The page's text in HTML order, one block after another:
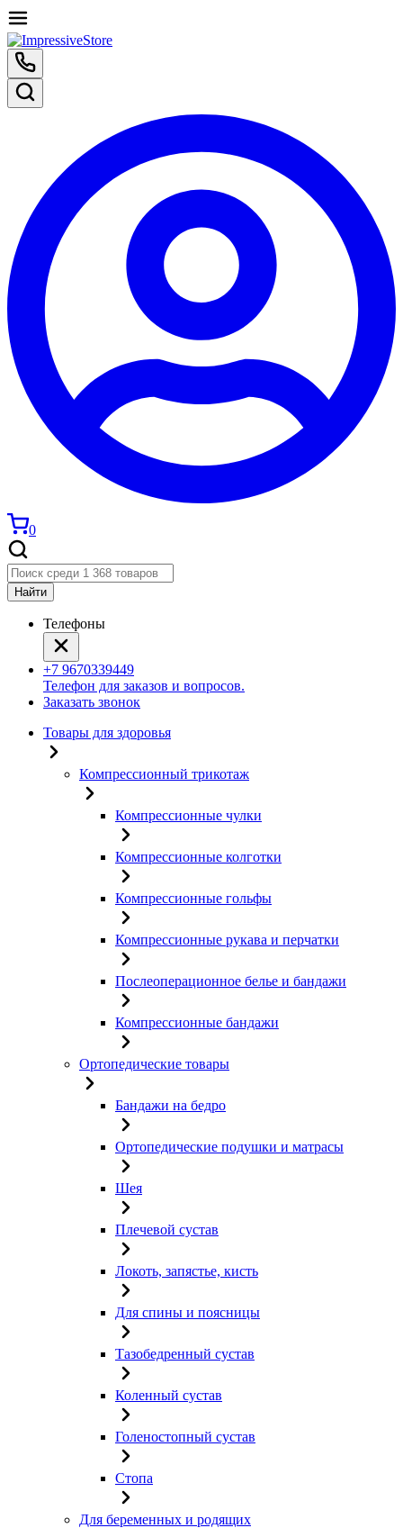
0
Найти
Телефоны
+7 9670339449
Телефон для заказов и вопросов.
Заказать звонок
Товары для здоровья
Компрессионный трикотаж
Компрессионные чулки
Компрессионные колготки
Компрессионные гольфы
Компрессионные рукава и перчатки
Послеоперационное белье и бандажи
Компрессионные бандажи
Ортопедические товары
Бандажи на бедро
Ортопедические подушки и матрасы
Шея
Плечевой сустав
Локоть, запястье, кисть
Для спины и поясницы
Тазобедренный сустав
Коленный сустав
Голеностопный сустав
Стопа
Для беременных и родящих